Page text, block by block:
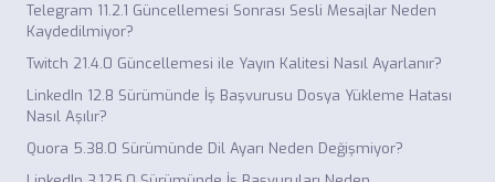
Telegram 11.2.1 Güncellemesi Sonrası Sesli Mesajlar Neden
Kaydedilmiyor?
Twitch 21.4.0 Güncellemesi ile Yayın Kalitesi Nasıl Ayarlanır?
LinkedIn 12.8 Sürümünde İş Başvurusu Dosya Yükleme Hatası
Nasıl Aşılır?
Quora 5.38.0 Sürümünde Dil Ayarı Neden Değişmiyor?